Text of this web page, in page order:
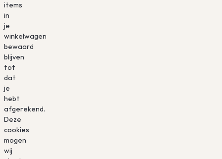
items
in
je
winkelwagen
bewaard
blijven
tot
dat
je
hebt
afgerekend.
Deze
cookies
mogen
wij